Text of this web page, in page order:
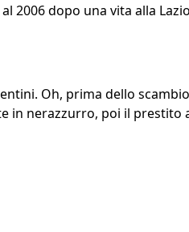
2006 dopo una vita alla
Oh, prima dello
in nerazzurro, poi il prestito